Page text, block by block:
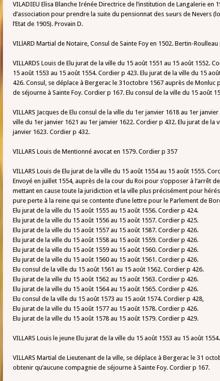
VILADIEU Elisa Blanche Irénée Directrice de l’institution de Langalerie en
d’association pour prendre la suite du pensionnat des sœurs de Nevers
l’Etat de 1905). Provain D.
VILlARD Martial de Notaire, Consul de Sainte Foy en 1502. Bertin-Roulleau
VILLARDS Louis de Elu jurat de la ville du 15 août 1551 au 15 août 1552.
15 août 1553 au 15 août 1554. Cordier p 423. Elu jurat de la ville du 15
426. Consul, se déplace à Bergerac le 31octobre 1567 auprès de Monluc
de séjourne à Sainte Foy. Cordier p 167. Elu consul de la ville du 15 août
VILLARS Jacques de Elu consul de la ville du 1er janvier 1618 au 1er
ville du 1er janvier 1621 au 1er janvier 1622. Cordier p 432. Elu jurat de la
janvier 1623. Cordier p 432.
VILLARS Louis de Mentionné avocat en 1579. Cordier p 357
VILLARS Louis de Elu jurat de la ville du 15 août 1554 au 15 août 1555.
Envoyé en juillet 1554, auprès de la cour du Roi pour s’opposer à l’arrêt
mettant en cause toute la juridiction et la ville plus précisément pour
pure perte à la reine qui se contente d’une lettre pour le Parlement de
Elu jurat de la ville du 15 août 1555 au 15 août 1556. Cordier p 424.
Elu jurat de la ville du 15 août 1556 au 15 août 1557. Cordier p 425.
Elu jurat de la ville du 15 août 1557 au 15 août 1587. Cordier p 426.
Elu jurat de la ville du 15 août 1558 au 15 août 1559. Cordier p 426.
Elu jurat de la ville du 15 août 1559 au 15 août 1560. Cordier p 426.
Elu jurat de la ville du 15 août 1560 au 15 août 1561. Cordier p 426.
Elu consul de la ville du 15 août 1561 au 15 août 1562. Cordier p 426.
Elu jurat de la ville du 15 août 1562 au 15 août 1563. Cordier p 426.
Elu jurat de la ville du 15 août 1564 au 15 août 1565. Cordier p 426.
Elu consul de la ville du 15 août 1573 au 15 août 1574. Cordier p 428,
Elu jurat de la ville du 15 août 1577 au 15 août 1578. Cordier p 426.
Elu jurat de la ville du 15 août 1578 au 15 août 1579. Cordier p 429.
VILLARS Louis le jeune Elu jurat de la ville du 15 août 1553 au 15 août
VILLARS Martial de Lieutenant de la ville, se déplace à Bergerac le 31
obtenir qu’aucune compagnie de séjourne à Sainte Foy. Cordier p 167.